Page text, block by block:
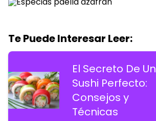
Te Puede Interesar Leer:
El Secreto De Un
Sushi Perfecto:
Consejos y
Técnicas